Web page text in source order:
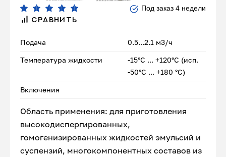
Под заказ 4 недели
СРАВНИТЬ
Подача 0.5...2.1 м3/ч
Температура жидкости
-15°С ... +120°С (исп.
-50°С ... +180 °С)
Включения
Область применения: для приготовления
высокодиспергированных,
гомогенизированных жидкостей эмульсий и
суспензий, многокомпонентных составов из